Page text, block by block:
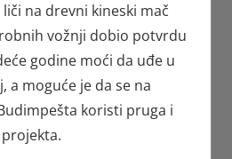
na drevni kineski mač
vožnji dobio potvrdu
godine moći da uđe u
a moguće je da se na
koristi pruga i